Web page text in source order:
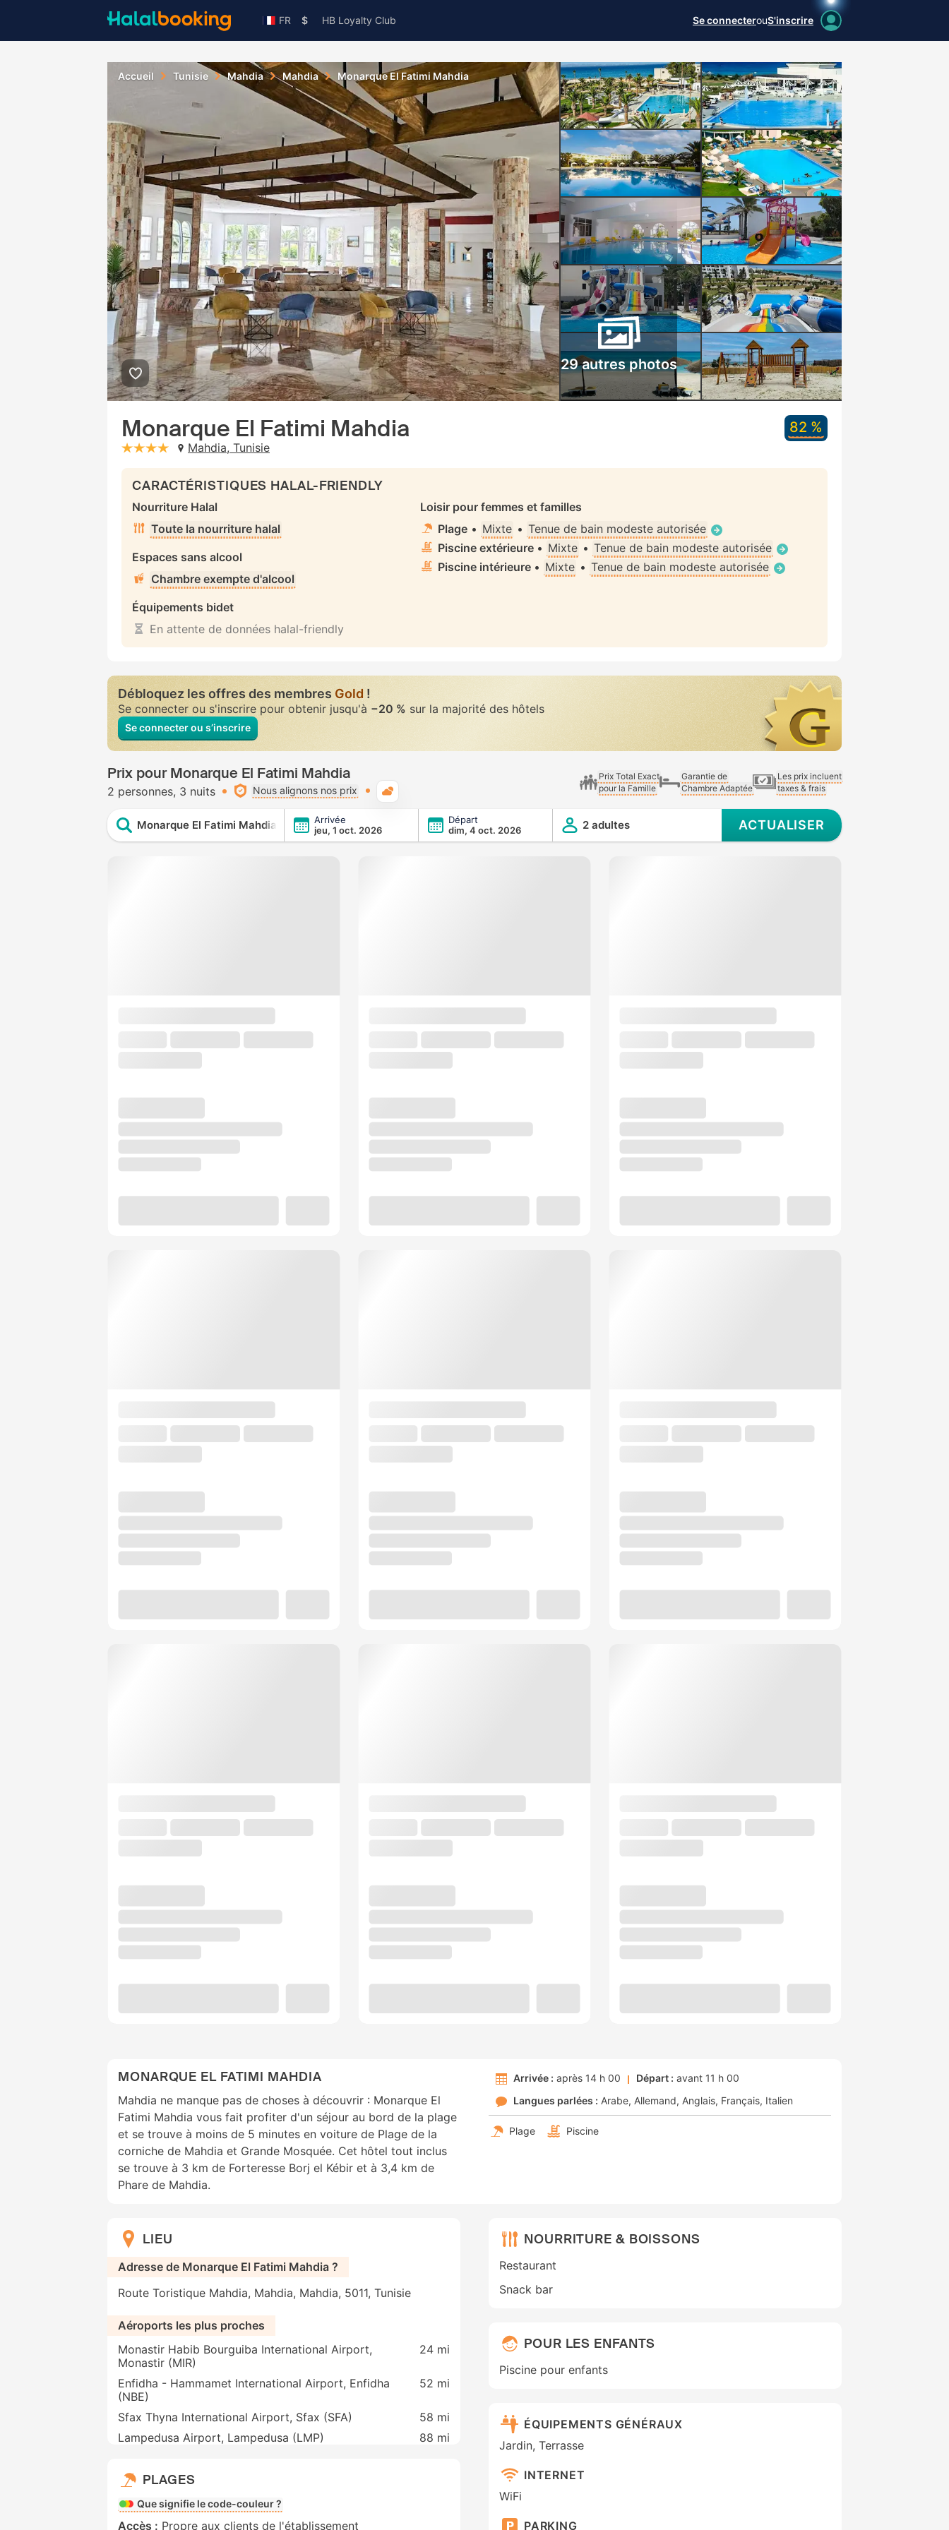
FR $ HB Loyalty Club Se connecterouS'inscrire
Accueil Tunisie Mahdia Mahdia Monarque El Fatimi Mahdia
29 autres photos
Monarque El Fatimi Mahdia
stars: 4Mahdia, Tunisie
82 %
CARACTÉRISTIQUES HALAL-FRIENDLY
Nourriture Halal
Toute la nourriture halal
Espaces sans alcool
Chambre exempte d'alcool
Équipements bidet
En attente de données halal-friendly
Loisir pour femmes et familles
Plage • Mixte • Tenue de bain modeste autorisée
Piscine extérieure • Mixte • Tenue de bain modeste autorisée
Piscine intérieure • Mixte • Tenue de bain modeste autorisée
Débloquez les offres des membres Gold !
Se connecter ou s'inscrire pour obtenir jusqu'à −20 % sur la majorité des hôtels
Se connecter ou s’inscrire
Prix pour Monarque El Fatimi Mahdia
2 personnes 3 nuits Nous alignons nos prix
Prix Total Exact
pour la Famille
Garantie de
Chambre Adaptée
Les prix incluent
taxes & frais
Monarque El Fatimi Mahdia
Arrivée
jeu, 1 oct. 2026
Départ
dim, 4 oct. 2026
2 adultes ACTUALISER
MONARQUE EL FATIMI MAHDIA
Mahdia ne manque pas de choses à découvrir : Monarque El
Fatimi Mahdia vous fait profiter d'un séjour au bord de la plage
et se trouve à moins de 5 minutes en voiture de Plage de la
corniche de Mahdia et Grande Mosquée. Cet hôtel tout inclus
se trouve à 3 km de Forteresse Borj el Kébir et à 3,4 km de
Phare de Mahdia.
Arrivée : après 14 h 00 Départ : avant 11 h 00
Langues parlées : Arabe Allemand Anglais Français Italien
Plage Piscine
LIEU
Adresse de Monarque El Fatimi Mahdia ?
Route Toristique Mahdia, Mahdia, Mahdia, 5011, Tunisie
Aéroports les plus proches
Monastir Habib Bourguiba International Airport,
Monastir (MIR)
24 mi
Enfidha - Hammamet International Airport, Enfidha
(NBE)
52 mi
Sfax Thyna International Airport, Sfax (SFA)
58 mi
Lampedusa Airport, Lampedusa (LMP)
88 mi
PLAGES
Que signifie le code-couleur ?
Accès : Propre aux clients de l'établissement
NOURRITURE & BOISSONS
Restaurant
Snack bar
POUR LES ENFANTS
Piscine pour enfants
ÉQUIPEMENTS GÉNÉRAUX
Jardin, Terrasse
INTERNET
WiFi
PARKING